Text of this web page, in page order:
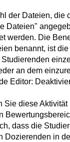
der Dateien,
Dateien"
werden. Die
benannt, ist
an dem
Editor:
Sie diese
dass die
Dozierenden in